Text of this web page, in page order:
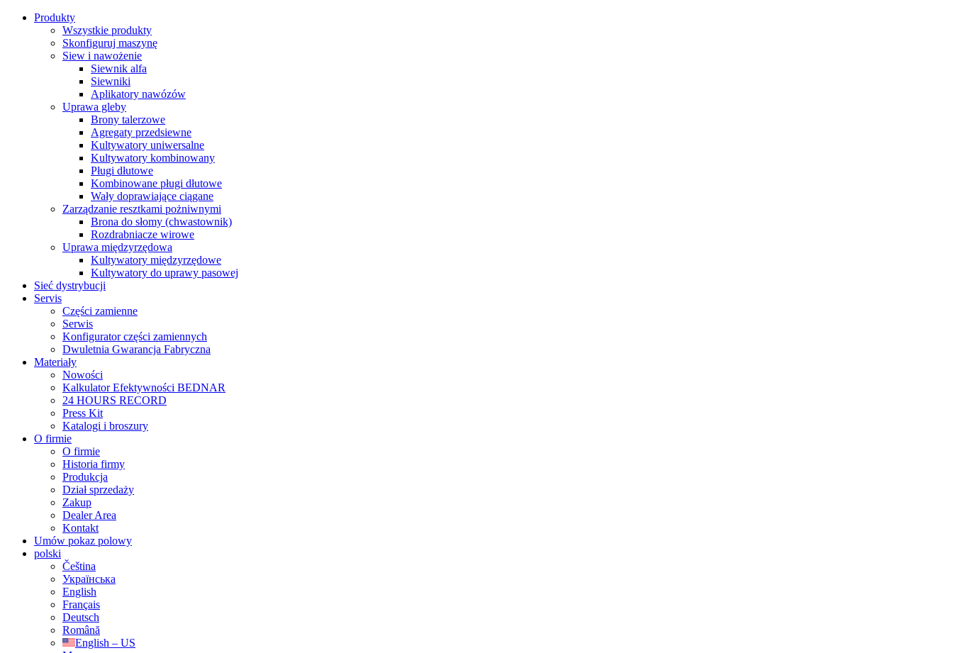
Produkty
Wszystkie produkty
Skonfiguruj maszynę
Siew i nawożenie
Siewnik alfa
Siewniki
Aplikatory nawózów
Uprawa gleby
Brony talerzowe
Agregaty przedsiewne
Kultywatory uniwersalne
Kultywatory kombinowany
Pługi dłutowe
Kombinowane pługi dłutowe
Wały doprawiające ciągane
Zarządzanie resztkami pożniwnymi
Brona do słomy (chwastownik)
Rozdrabniacze wirowe
Uprawa międzyrzędowa
Kultywatory międzyrzędowe
Kultywatory do uprawy pasowej
Sieć dystrybucji
Servis
Części zamienne
Serwis
Konfigurator części zamiennych
Dwuletnia Gwarancja Fabryczna
Materiały
Nowości
Kalkulator Efektywności BEDNAR
24 HOURS RECORD
Press Kit
Katalogi i broszury
O firmie
O firmie
Historia firmy
Produkcja
Dział sprzedaży
Zakup
Dealer Area
Kontakt
Umów pokaz polowy
polski
Čeština
Українська
English
Français
Deutsch
Română
English – US